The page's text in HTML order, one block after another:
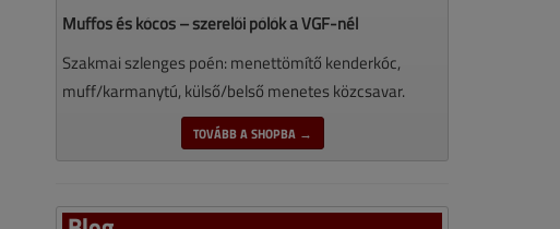
Muffos és kócos – szerelői pólók a VGF-nél
Szakmai szlenges poén: menettömítő kenderkóc,
muff/karmanytú, külső/belső menetes közcsavar.
TOVÁBB A SHOPBA →